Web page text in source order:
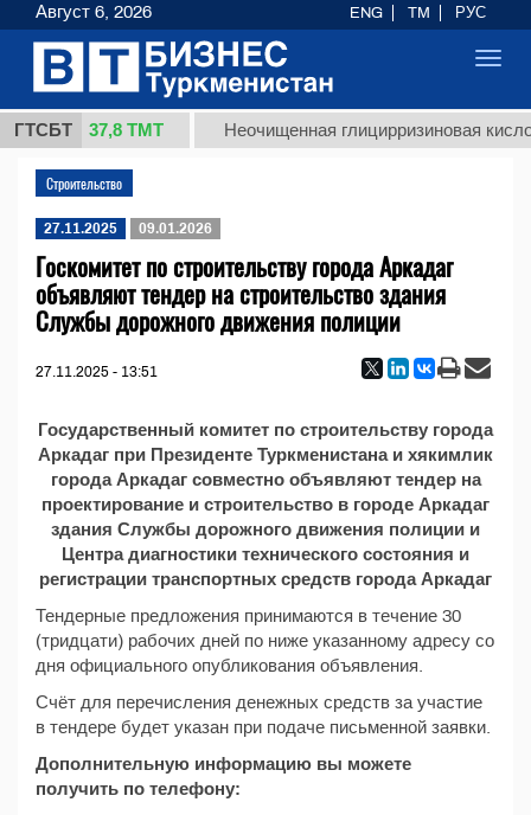
ГТСБТ
1 (кг.) 37,8 ТМТ Неочищенная глицирризиновая
Строительство
27.11.2025 09.01.2026
Госкомитет по строительству города Аркадаг
объявляют тендер на строительство здания
Службы дорожного движения полиции
27.11.2025 - 13:51
Государственный комитет по строительству города
Аркадаг при Президенте Туркменистана и хякимлик
города Аркадаг совместно объявляют тендер на
проектирование и строительство в городе Аркадаг
здания Службы дорожного движения полиции и
Центра диагностики технического состояния и
регистрации транспортных средств города Аркадаг
Тендерные предложения принимаются в течение 30
(тридцати) рабочих дней по ниже указанному адресу со
дня официального опубликования объявления.
Счёт для перечисления денежных средств за участие
в тендере будет указан при подаче письменной заявки.
Дополнительную информацию вы можете
получить по телефону:
Август 6, 2026 ENG TM РУС